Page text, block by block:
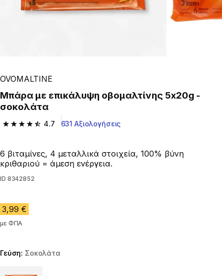
OVOMALTINE
Μπάρα με επικάλυψη οβομαλτίνης 5x20g -
σοκολάτα
4.7
4.7 out of 5 stars from 631 reviews
631 Αξιολογήσεις
6 βιταμίνες, 4 μεταλλικά στοιχεία, 100% βύνη
κριθαριού = άμεση ενέργεια.
ID 8342852
3,99 €
με ΦΠΑ
Γεύση: Σοκολάτα